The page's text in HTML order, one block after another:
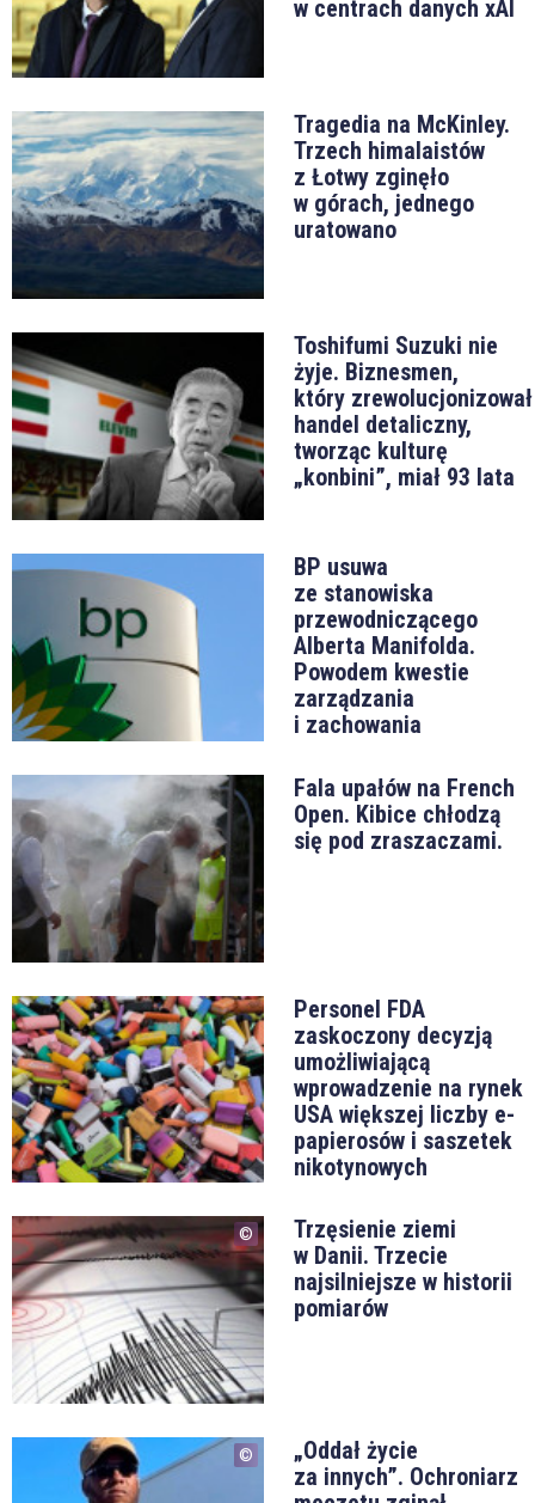
w centrach danych xAI
Tragedia na McKinley.
Trzech himalaistów
z Łotwy zginęło
w górach, jednego
uratowano
Toshifumi Suzuki nie
żyje. Biznesmen,
który zrewolucjonizował
handel detaliczny,
tworząc kulturę
„konbini”, miał 93 lata
BP usuwa
ze stanowiska
przewodniczącego
Alberta Manifolda.
Powodem kwestie
zarządzania
i zachowania
Fala upałów na French
Open. Kibice chłodzą
się pod zraszaczami.
Personel FDA
zaskoczony decyzją
umożliwiającą
wprowadzenie na rynek
USA większej liczby e-
papierosów i saszetek
nikotynowych
Trzęsienie ziemi
w Danii. Trzecie
najsilniejsze w historii
pomiarów
„Oddał życie
za innych”. Ochroniarz